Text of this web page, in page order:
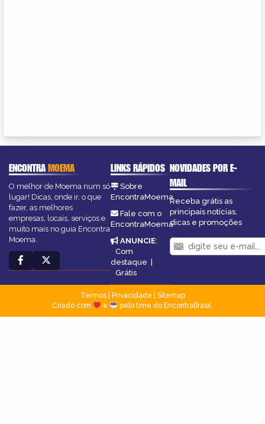
ENCONTRAMOEMA
O melhor de Moema num só
lugar! Dicas, onde ir, o que
fazer, as melhores
empresas, locais, serviços e
muito mais no guia Encontra
Moema.
LINKS RÁPIDOS
Sobre
EncontraMoema
Fale com o
EncontraMoema
ANUNCIE:
Com
destaque |
Grátis
NOVIDADES POR E-
MAIL
Receba grátis as
principais notícias,
dicas e promoções
Termos| Privacidade
Sitemap
Criado com
e pelo time do EncontraBrasil